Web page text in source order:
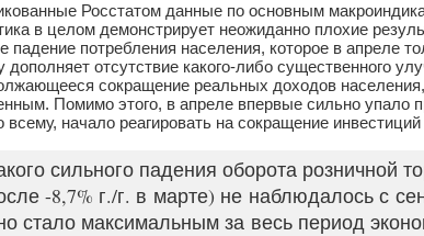
Росстатом данные по основным
в целом демонстрирует неожиданно плохие
падение потребления населения, которое в апреле
дополняет отсутствие какого-либо существенного
сокращение реальных доходов
Помимо этого, в апреле впервые сильно упало
всему, начало реагировать на сокращение
сильного падения оборота розничной
-8,7% г./г. в марте) не наблюдалось с
стало максимальным за весь период